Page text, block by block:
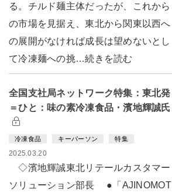
る。チルド麺主体だったが、これから
の市場を見据え、東北から関東以西へ
の展開がなければ成長は望めないとし
て冷凍麺への挑…続きを読む
全国支社局ネットワーク特集：東北発
＝ひと：味の素冷凍食品・濱地輝誠氏
冷凍食品 キーパーソン 特集
2025.03.20
◇濱地輝誠東北リテールカスタマー
ソリューション部長 ●「AJINOMOT